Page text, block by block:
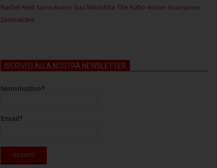
Rachel Reid Sarina Bowen Suu Morishita Tite Kubo William Shakespeare
Zerocalcare
ISCRIVITI ALLA NOSTRA NEWSLETTER
Nominativo*
Email*